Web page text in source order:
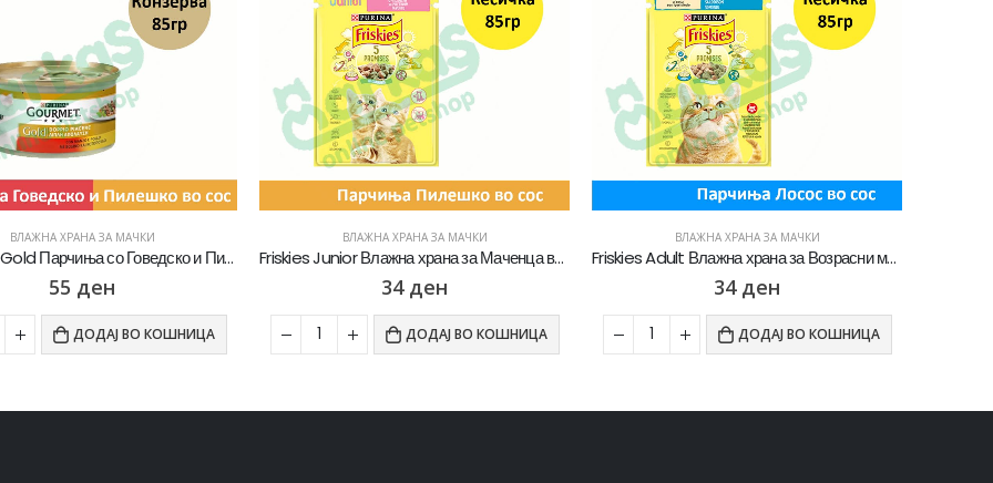
ВЛАЖНА ХРАНА ЗА МАЧКИ
Gourmet Gold Парчиња со Говедско и Пилешко во сос [Конзерва 85]
55 ден
ДОДАЈ ВО КОШНИЦА
ВЛАЖНА ХРАНА ЗА МАЧКИ
Friskies Junior Влажна храна за Маченца во развој со Пилешко во сос [Кесичка 85]
34 ден
ДОДАЈ ВО КОШНИЦА
ВЛАЖНА ХРАНА ЗА МАЧКИ
Friskies Adult Влажна храна за Возрасни мачки со Лосос во сос [Кесичка 85]
34 ден
ДОДАЈ ВО КОШНИЦА